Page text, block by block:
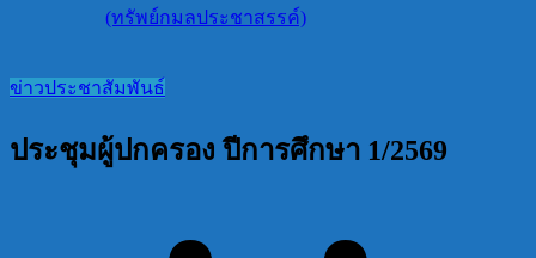
(ทรัพย์กมลประชาสรรค์)
ข่าวประชาสัมพันธ์
ประชุมผู้ปกครอง ปีการศึกษา 1/2569